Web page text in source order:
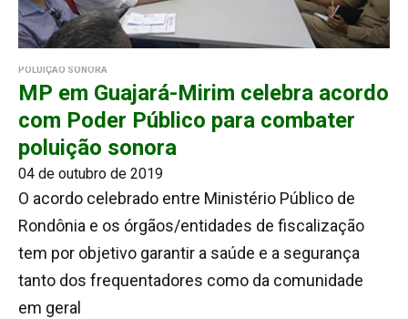
POLUIÇÃO SONORA
MP em Guajará-Mirim celebra acordo
com Poder Público para combater
poluição sonora
04 de outubro de 2019
O acordo celebrado entre Ministério Público de
Rondônia e os órgãos/entidades de fiscalização
tem por objetivo garantir a saúde e a segurança
tanto dos frequentadores como da comunidade
em geral